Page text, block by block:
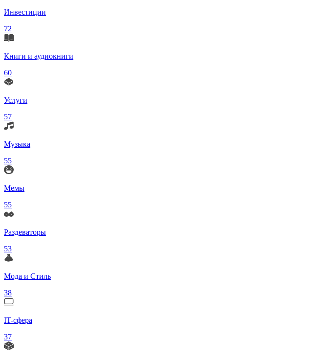
Инвестиции
72
Книги и аудиокниги
60
Услуги
57
Музыка
55
Мемы
55
Раздеваторы
53
Мода и Стиль
38
IT-сфера
37